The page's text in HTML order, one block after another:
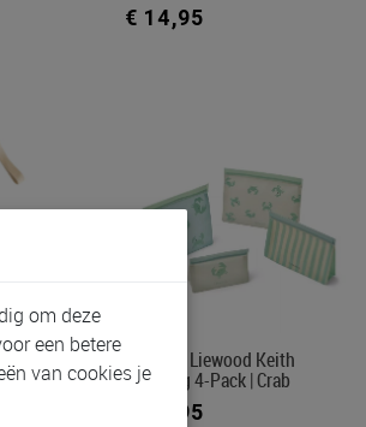
€ 14,95
Wet Bag Liewood Keith
Foodbag 4-Pack | Crab
€ 17,95
om deze
een betere
van cookies je